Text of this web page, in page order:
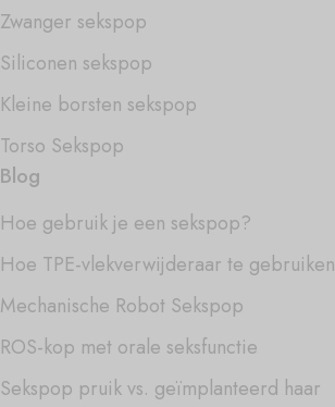
Zwanger sekspop
Siliconen sekspop
Kleine borsten sekspop
Torso Sekspop
Blog
Hoe gebruik je een sekspop?
Hoe TPE-vlekverwijderaar te gebruiken
Mechanische Robot Sekspop
ROS-kop met orale seksfunctie
Sekspop pruik vs. geïmplanteerd haar